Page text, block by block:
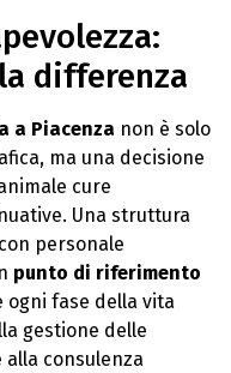
differenza
a Piacenza non è solo
ma una decisione
cure
Una struttura
personale
punto di riferimento
ogni fase della vita
gestione delle
consulenza